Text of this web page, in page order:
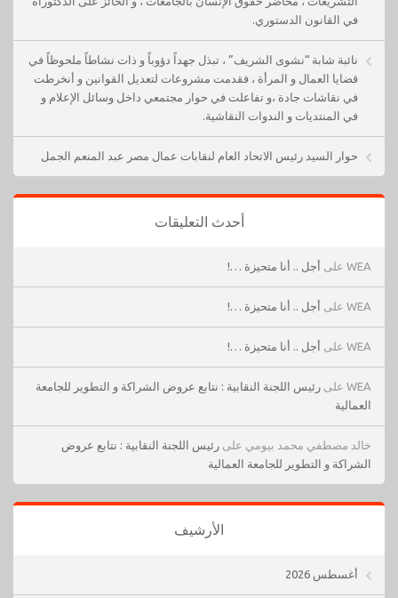
في القانون الدستوري.
نائبة شابة “نشوى الشريف” ، تبذل جهداً دؤوباً و ذات نشاطاً ملحوظاً في
قضايا العمال و المرأة ، فقدمت مشروعات لتعديل القوانين و أنخرطت
في نقاشات جادة ،و تفاعلت في حوار مجتمعي داخل وسائل الإعلام و
في المنتديات و الندوات النقاشية.
حوار السيد رئيس الاتحاد العام لنقابات عمال مصر عبد المنعم الجمل
أحدث التعليقات
WEA على أجل .. أنا متحيزة …!
WEA على أجل .. أنا متحيزة …!
WEA على أجل .. أنا متحيزة …!
WEA على رئيس اللجنة النقابية : نتابع عروض الشراكة و التطوير للجامعة
العمالية
خالد مصطفي محمد بيومي على رئيس اللجنة النقابية : نتابع عروض
الشراكة و التطوير للجامعة العمالية
الأرشيف
أغسطس 2026